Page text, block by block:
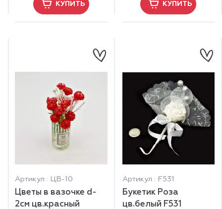
КУПИТЬ КУПИТЬ
Артикул : ЦВ-10
Цветы в вазочке d-
2см цв.красный
Артикул : F531
Букетик Роза
цв.белый F531